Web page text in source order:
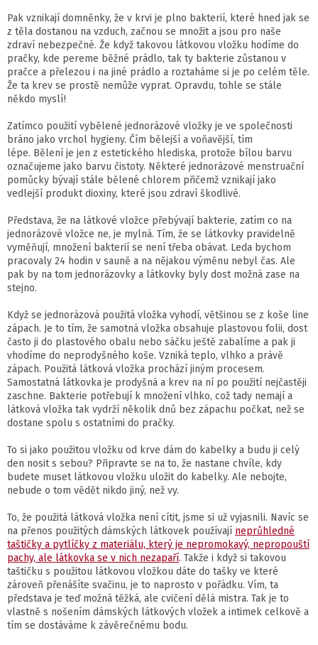
Pak vznikají domněnky, že v krvi je plno bakterií, které hned jak se
z těla dostanou na vzduch, začnou se množit a jsou pro naše
zdraví nebezpečné. Že když takovou látkovou vložku hodíme do
pračky, kde pereme běžné prádlo, tak ty bakterie zůstanou v
pračce a přelezou i na jiné prádlo a roztaháme si je po celém těle.
Že ta krev se prostě nemůže vyprat. Opravdu, tohle se stále
někdo myslí!
Zatímco použití vybělené jednorázové vložky je ve společnosti
bráno jako vrchol hygieny. Čím bělejší a voňavější, tím
lépe. Bělení je jen z estetického hlediska, protože bílou barvu
označujeme jako barvu čistoty. Některé jednorázové menstruační
pomůcky bývají stále bělené chlorem přičemž vznikají jako
vedlejší produkt dioxiny, které jsou zdraví škodlivé.
Představa, že na látkové vložce přebývají bakterie, zatím co na
jednorázové vložce ne, je mylná. Tím, že se látkovky pravidelně
vyměňují, množení bakterií se není třeba obávat. Leda bychom
pracovaly 24 hodin v sauně a na nějakou výměnu nebyl čas. Ale
pak by na tom jednorázovky a látkovky byly dost možná zase na
stejno.
Když se jednorázová použitá vložka vyhodí, většinou se z koše line
zápach. Je to tím, že samotná vložka obsahuje plastovou folii, dost
často ji do plastového obalu nebo sáčku ještě zabalíme a pak ji
vhodíme do neprodyšného koše. Vzniká teplo, vlhko a právě
zápach. Použitá látková vložka prochází jiným procesem.
Samostatná látkovka je prodyšná a krev na ní po použití nejčastěji
zaschne. Bakterie potřebují k množení vlhko, což tady nemají a
látková vložka tak vydrží několik dnů bez zápachu počkat, než se
dostane spolu s ostatními do pračky.
To si jako použitou vložku od krve dám do kabelky a budu ji celý
den nosit s sebou? Připravte se na to, že nastane chvíle, kdy
budete muset látkovou vložku uložit do kabelky. Ale nebojte,
nebude o tom vědět nikdo jiný, než vy.
To, že použitá látková vložka není cítit, jsme si už vyjasnili. Navíc se
na přenos použitých dámských látkovek používají neprůhledné
taštičky a pytlíčky z materiálu, který je nepromokavý, nepropouští
pachy, ale látkovka se v nich nezapaří. Takže i když si takovou
taštičku s použitou látkovou vložkou dáte do tašky ve které
zároveň přenášíte svačinu, je to naprosto v pořádku. Vím, ta
představa je teď možná těžká, ale cvičení dělá mistra. Tak je to
vlastně s nošením dámských látkových vložek a intimek celkově a
tím se dostáváme k závěrečnému bodu.